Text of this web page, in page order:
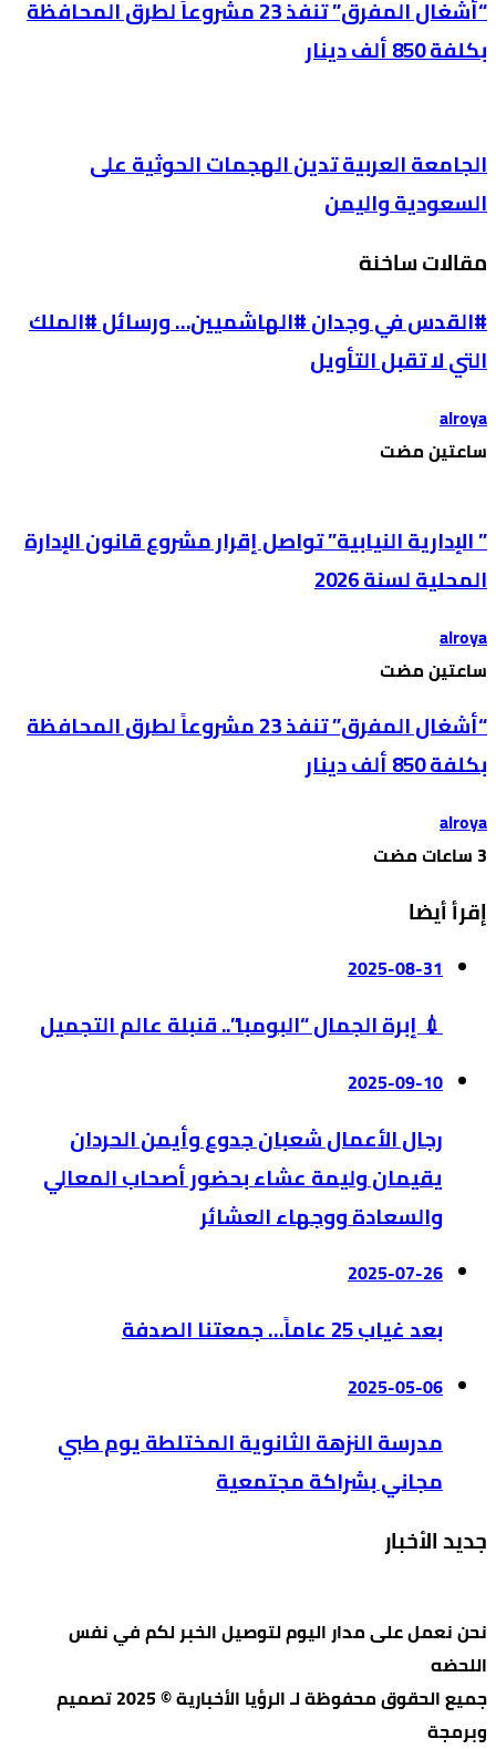
“أشغال المفرق” تنفذ 23 مشروعاً لطرق المحافظة
بكلفة 850 ألف دينار
الجامعة العربية تدين الهجمات الحوثية على
السعودية واليمن
مقالات ساخنة
#القدس في وجدان #الهاشميين… ورسائل #الملك
التي لا تقبل التأويل
alroya
‫‫‫‏‫ساعتين مضت‬
” الإدارية النيابية” تواصل إقرار مشروع قانون الإدارة
المحلية لسنة 2026
alroya
‫‫‫‏‫ساعتين مضت‬
“أشغال المفرق” تنفذ 23 مشروعاً لطرق المحافظة
بكلفة 850 ألف دينار
alroya
إقرأ أيضا
2025-08-31
💉 إبرة الجمال “البومبا”.. قنبلة عالم التجميل
2025-09-10
رجال الأعمال شعبان جدوع وأيمن الحردان
يقيمان وليمة عشاء بحضور أصحاب المعالي
والسعادة ووجهاء العشائر
2025-07-26
بعد غياب 25 عاماً… جمعتنا الصدفة
2025-05-06
مدرسة النزهة الثانوية المختلطة يوم طبي
مجاني بشراكة مجتمعية
جديد الأخبار
نحن نعمل على مدار اليوم لتوصيل الخبر لكم في نفس
اللحضه
جميع الحقوق محفوظة لـ الرؤيا الأخبارية © 2025 تصميم
وبرمجة